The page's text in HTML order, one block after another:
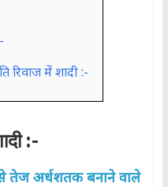
रिवाज में शादी :-
:-
तेज अर्धशतक बनाने वाले